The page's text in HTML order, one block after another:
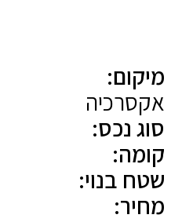
מיקום:
אקסרכיה
סוג נכס:
קומה:
שטח בנוי:
מחיר: